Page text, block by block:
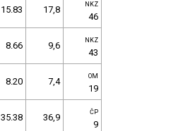
15.83 17,8 NKZ
46
8.66 9,6 NKZ
43
8.20 7,4 OM
19
35.38 36,9 ČP
9